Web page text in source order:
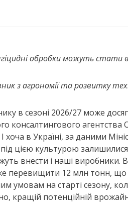
обробки можуть
з агрономії та розвитку
в сезоні 2026/27 може
консалтингового
в Україні, за даними
цією культурою
внести і наші виробники.
12 млн тонн, що
умовам на старті сезону,
кращій потенційній